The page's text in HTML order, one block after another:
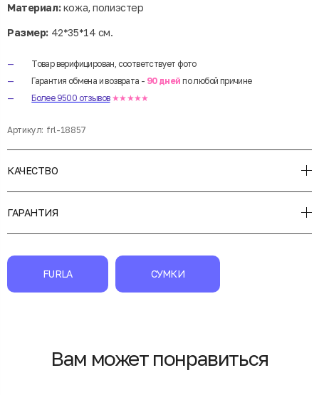
Материал:кожа, полиэстер
Размер: 42*35*14 см.
Товар верифицирован, соответствует фото
Гарантия обмена и возврата - 90 дней по любой причине
Более 9500 отзывов ★★★★★
Артикул: frl-18857
КАЧЕСТВО
ГАРАНТИЯ
FURLA СУМКИ
Вам может понравиться